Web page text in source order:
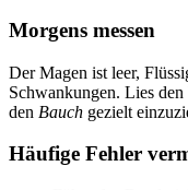
Morgens messen
Der Magen ist leer,
Schwankungen. Lies
den Bauch gezielt
Häufige Fehler